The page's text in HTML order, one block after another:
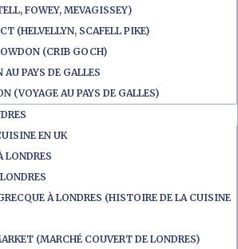
FOWEY, MEVAGISSEY)
(HELVELLYN, SCAFELL PIKE)
(CRIB GOCH)
AU PAYS DE GALLES
(VOYAGE AU PAYS DE GALLES)
EN UK
LONDRES
À LONDRES (HISTOIRE DE LA CUISINE
(MARCHÉ COUVERT DE LONDRES)